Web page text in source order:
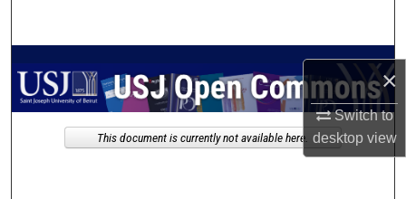
×
Switch to
desktopview
My Account
This document is currently not available here.